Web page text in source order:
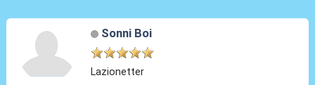
Sonni Boi
Lazionetter